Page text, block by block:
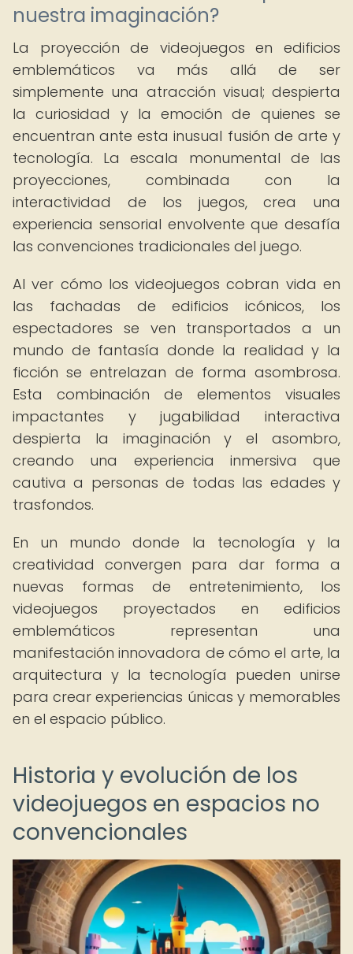
nuestra imaginación?
La proyección de videojuegos en edificios
emblemáticos va más allá de ser
simplemente una atracción visual; despierta
la curiosidad y la emoción de quienes se
encuentran ante esta inusual fusión de arte y
tecnología. La escala monumental de las
proyecciones, combinada con la
interactividad de los juegos, crea una
experiencia sensorial envolvente que desafía
las convenciones tradicionales del juego.
Al ver cómo los videojuegos cobran vida en
las fachadas de edificios icónicos, los
espectadores se ven transportados a un
mundo de fantasía donde la realidad y la
ficción se entrelazan de forma asombrosa.
Esta combinación de elementos visuales
impactantes y jugabilidad interactiva
despierta la imaginación y el asombro,
creando una experiencia inmersiva que
cautiva a personas de todas las edades y
trasfondos.
En un mundo donde la tecnología y la
creatividad convergen para dar forma a
nuevas formas de entretenimiento, los
videojuegos proyectados en edificios
emblemáticos representan una
manifestación innovadora de cómo el arte, la
arquitectura y la tecnología pueden unirse
para crear experiencias únicas y memorables
en el espacio público.
Historia y evolución de los
videojuegos en espacios no
convencionales